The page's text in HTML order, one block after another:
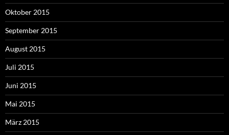
Oktober 2015
September 2015
August 2015
Juli 2015
Juni 2015
Mai 2015
März 2015